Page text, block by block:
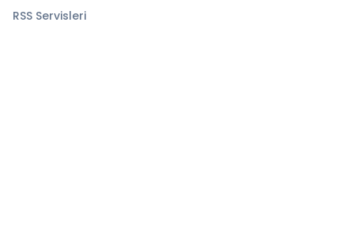
RSS Servisleri